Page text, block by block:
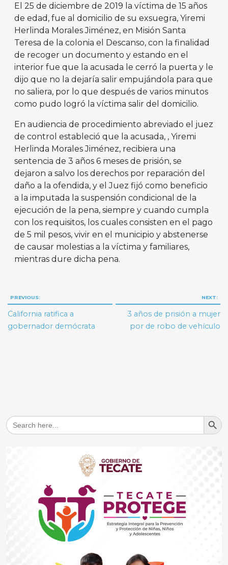
El 25 de diciembre de 2019 la víctima de 15 años
de edad, fue al domicilio de su exsuegra, Yiremi
Herlinda Morales Jiménez, en Misión Santa
Teresa de la colonia el Descanso, con la finalidad
de recoger un documento y estando en el
interior fue que la acusada le cerró la puerta y le
dijo que no la dejaría salir empujándola para que
no saliera, por lo que después de varios minutos
como pudo logró la víctima salir del domicilio.
En audiencia de procedimiento abreviado el juez
de control estableció que la acusada, , Yiremi
Herlinda Morales Jiménez, recibiera una
sentencia de 3 años 6 meses de prisión, se
dejaron a salvo los derechos por reparación del
daño a la ofendida, y el Juez fijó como beneficio
a la imputada la suspensión condicional de la
ejecución de la pena, siempre y cuando cumpla
con los requisitos, los cuales consisten en el pago
de 5 mil pesos, vivir en el municipio y abstenerse
de causar molestias a la víctima y familiares,
mientras dure dicha pena.
Navegación
de
entradas
PREVIOUS:
California ratifica a
gobernador demócrata
NEXT:
3 años de prisión a mujer
por de robo de vehículo
Search
for:
Search